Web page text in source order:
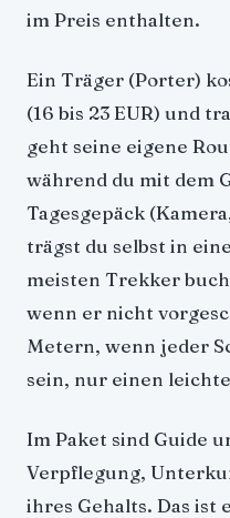
im Preis enthalten.
Ein Träger (Porter)
(16 bis 23 EUR) und
geht seine eigene
während du mit dem
Tagesgepäck
trägst du selbst in
meisten Trekker
wenn er nicht
Metern, wenn jeder
sein, nur einen
Im Paket sind Guide
Verpflegung,
ihres Gehalts. Das ist